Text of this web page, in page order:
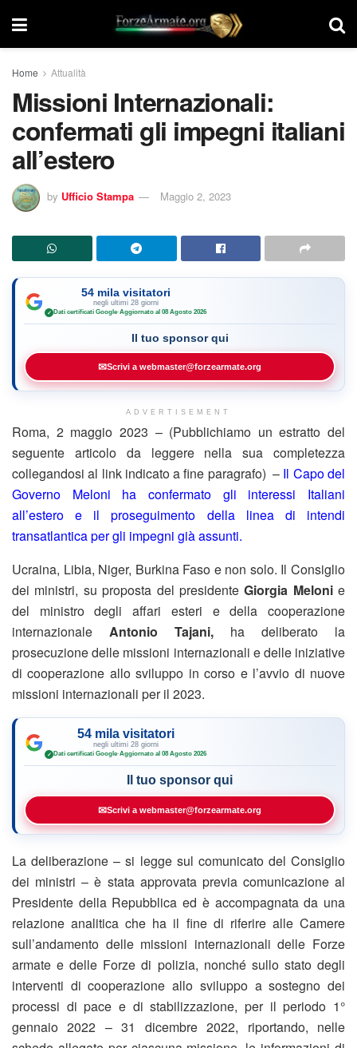
Home Attualità
Missioni Internazionali:
confermati gli impegni italiani
all’estero
by Ufficio Stampa Maggio 2, 2023
54 mila visitatori
negli ultimi 28 giorni
✓ Dati certificati Google·Aggiornato al 08 Agosto 2026
Il tuo sponsor qui
✉Scrivi a webmaster@forzearmate.org
ADVERTISEMENT
Roma, 2 maggio 2023 – (Pubblichiamo un estratto del
seguente articolo da leggere nella sua completezza
collegandosi al link indicato a fine paragrafo) – Il Capo del
Governo Meloni ha confermato gli interessi Italiani
all’estero e il proseguimento della linea di intendi
transatlantica per gli impegni già assunti.
Ucraina, Libia, Niger, Burkina Faso e non solo. Il Consiglio
dei ministri, su proposta del presidenteGiorgia Melonie
del ministro degli affari esteri e della cooperazione
internazionale Antonio Tajani, ha deliberato la
prosecuzione delle missioni internazionali e delle iniziative
di cooperazione allo sviluppo in corso e l’avvio di nuove
missioni internazionali per il 2023.
54 mila visitatori
negli ultimi 28 giorni
✓ Dati certificati Google·Aggiornato al 08 Agosto 2026
Il tuo sponsor qui
✉Scrivi a webmaster@forzearmate.org
La deliberazione – si legge sul comunicato del Consiglio
dei ministri – è stata approvata previa comunicazione al
Presidente della Repubblica ed è accompagnata da una
relazione analitica che ha il fine di riferire alle Camere
sull’andamento delle missioni internazionali delle Forze
armate e delle Forze di polizia, nonché sullo stato degli
interventi di cooperazione allo sviluppo a sostegno dei
processi di pace e di stabilizzazione, per il periodo 1°
gennaio 2022 – 31 dicembre 2022, riportando, nelle